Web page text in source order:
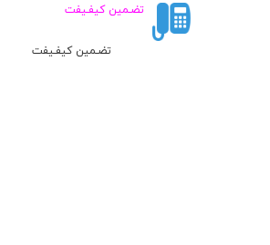
تومان
بود
تومان
تضـمین کیفـیفت
تضـمین کیفـیفت